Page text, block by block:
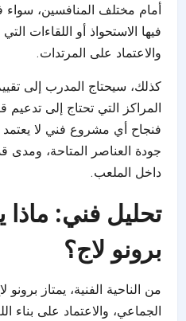
أمام مختلف المنافسين، سواء
فيها الاستحواذ أو اللقاءات
والاعتماد على المرتدات.
كذلك، سيحتاج المدرب إلى
المراكز التي تحتاج إلى تدعيم
فنجاح أي مشروع فني لا
جودة العناصر المتاحة، ومدى
داخل الملعب.
تحليل فني:
برونو لاج؟
من الناحية الفنية، يمتاز برونو
الجماعي، والاعتماد على بناء